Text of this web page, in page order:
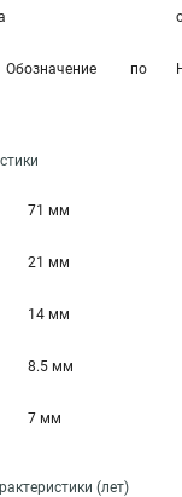
по
71 мм
21 мм
14 мм
8.5 мм
7 мм
(лет)